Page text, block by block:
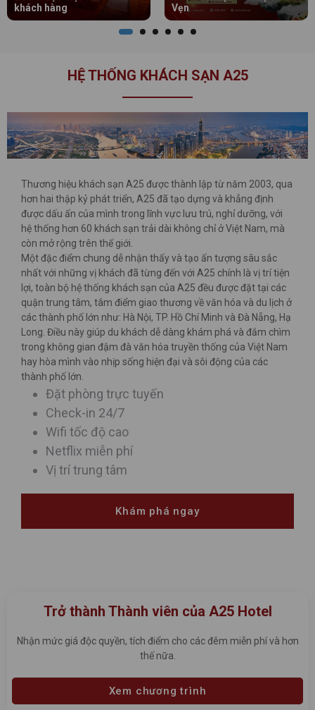
khách hàng
Vẹn
HỆ THỐNG KHÁCH SẠN A25
Thương hiệu khách sạn A25 được thành lập từ năm 2003, qua
hơn hai thập kỷ phát triển, A25 đã tạo dựng và khẳng định
được dấu ấn của mình trong lĩnh vực lưu trú, nghỉ dưỡng, với
hệ thống hơn 60 khách sạn trải dài không chỉ ở Việt Nam, mà
còn mở rộng trên thế giới.
Một đặc điểm chung dễ nhận thấy và tạo ấn tượng sâu sắc
nhất với những vị khách đã từng đến với A25 chính là vị trí tiện
lợi, toàn bộ hệ thống khách sạn của A25 đều được đặt tại các
quận trung tâm, tâm điểm giao thương về văn hóa và du lịch ở
các thành phố lớn như: Hà Nội, TP. Hồ Chí Minh và Đà Nẵng, Hạ
Long. Điều này giúp du khách dễ dàng khám phá và đắm chìm
trong không gian đậm đà văn hóa truyền thống của Việt Nam
hay hòa mình vào nhịp sống hiện đại và sôi động của các
thành phố lớn.
Đặt phòng trực tuyến
Check-in 24/7
Wifi tốc độ cao
Netflix miễn phí
Vị trí trung tâm
Khám phá ngay
Trở thành Thành viên của A25 Hotel
Nhận mức giá độc quyền, tích điểm cho các đêm miễn phí và hơn
thế nữa.
Xem chương trình